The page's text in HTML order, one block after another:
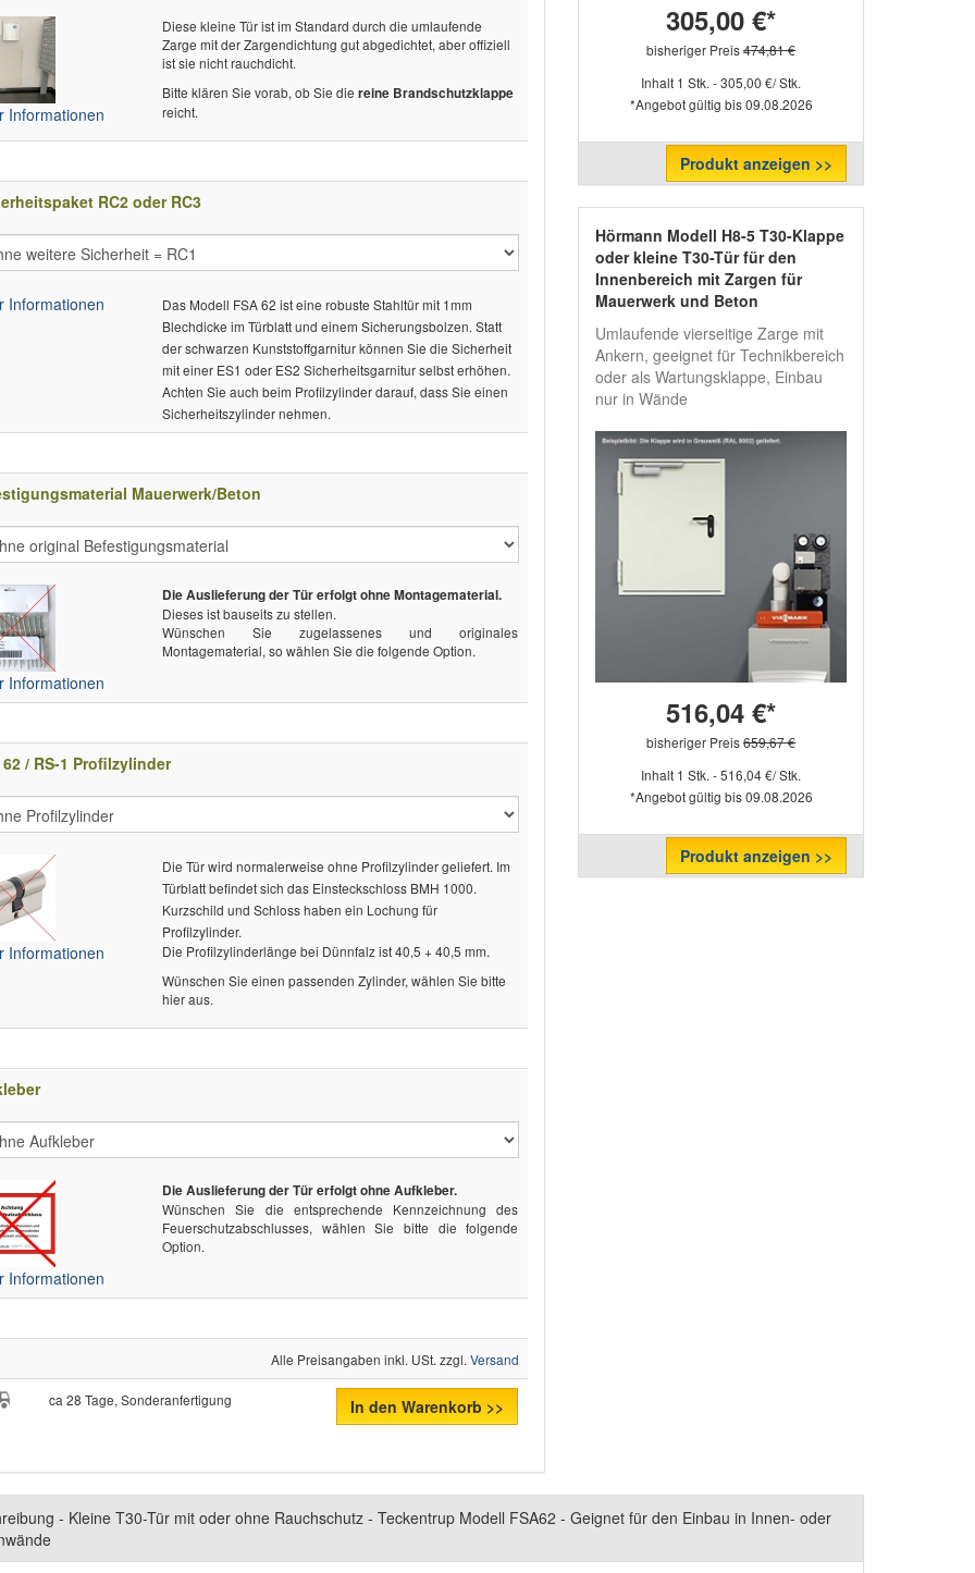
Informationen
Diese kleine Tür ist im Standard durch die umlaufende
Zarge mit der Zargendichtung gut abgedichtet, aber offiziell
ist sie nicht rauchdicht.
Bitte klären Sie vorab, ob Sie diereine Brandschutzklappe
reicht.
RC2 oder RC3
Informationen
Das Modell FSA 62 ist eine robuste Stahltür mit 1mm
Blechdicke im Türblatt und einem Sicherungsbolzen. Statt
der schwarzen Kunststoffgarnitur können Sie die Sicherheit
mit einer ES1 oder ES2 Sicherheitsgarnitur selbst erhöhen.
Achten Sie auch beim Profilzylinder darauf, dass Sie einen
Sicherheitszylinder nehmen.
Mauerwerk/Beton
Informationen
Die Auslieferung der Tür erfolgt ohne Montagematerial.
Dieses ist bauseits zu stellen.
Wünschen Sie zugelassenes und originales
Montagematerial, so wählen Sie die folgende Option.
/ RS-1 Profilzylinder
Informationen
Die Tür wird normalerweise ohne Profilzylinder geliefert. Im
Türblatt befindet sich das Einsteckschloss BMH 1000.
Kurzschild und Schloss haben ein Lochung für
Profilzylinder.
Die Profilzylinderlänge bei Dünnfalz ist 40,5 + 40,5 mm.
Wünschen Sie einen passenden Zylinder, wählen Sie bitte
hier aus.
Informationen
Die Auslieferung der Tür erfolgt ohne Aufkleber.
Wünschen Sie die entsprechende Kennzeichnung des
Feuerschutzabschlusses, wählen Sie bitte die folgende
Option.
Alle Preisangaben inkl. USt. zzgl. Versand
ca 28 Tage, Sonderanfertigung In den Warenkorb >>
305,00 €*
bisheriger Preis474,81 €
Inhalt 1 Stk. - 305,00 €/ Stk.
*Angebot gültig bis 09.08.2026
Produkt anzeigen >>
Hörmann Modell H8-5 T30-Klappe
oder kleine T30-Tür für den
Innenbereich mit Zargen für
Mauerwerk und Beton
Umlaufende vierseitige Zarge mit
Ankern, geeignet für Technikbereich
oder als Wartungsklappe, Einbau
nur in Wände
516,04 €*
bisheriger Preis659,67 €
Inhalt 1 Stk. - 516,04 €/ Stk.
*Angebot gültig bis 09.08.2026
Produkt anzeigen >>
- Kleine T30-Tür mit oder ohne Rauchschutz - Teckentrup Modell FSA62 - Geignet für den Einbau in Innen- oder